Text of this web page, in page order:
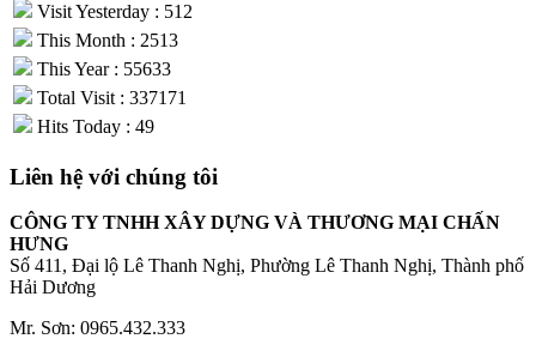
Visit Yesterday : 512
This Month : 2513
This Year : 55633
Total Visit : 337171
Hits Today : 49
Liên hệ với chúng tôi
CÔNG TY TNHH XÂY DỰNG VÀ THƯƠNG MẠI CHẤN
HƯNG
Số 411, Đại lộ Lê Thanh Nghị, Phường Lê Thanh Nghị, Thành phố
Hải Dương
Mr. Sơn: 0965.432.333